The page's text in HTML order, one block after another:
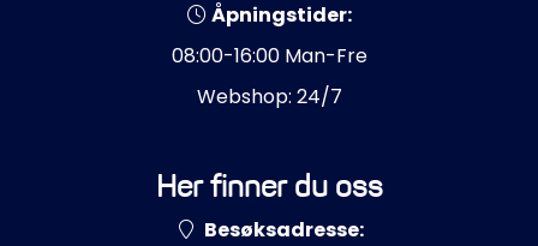
Åpningstider:
08:00-16:00 Man-Fre
Webshop: 24/7
Her finner du oss
Besøksadresse: